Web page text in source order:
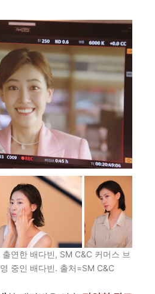
연한 배다빈, SM C&C 커머스 브
중인 배다빈. 출처=SM C&C